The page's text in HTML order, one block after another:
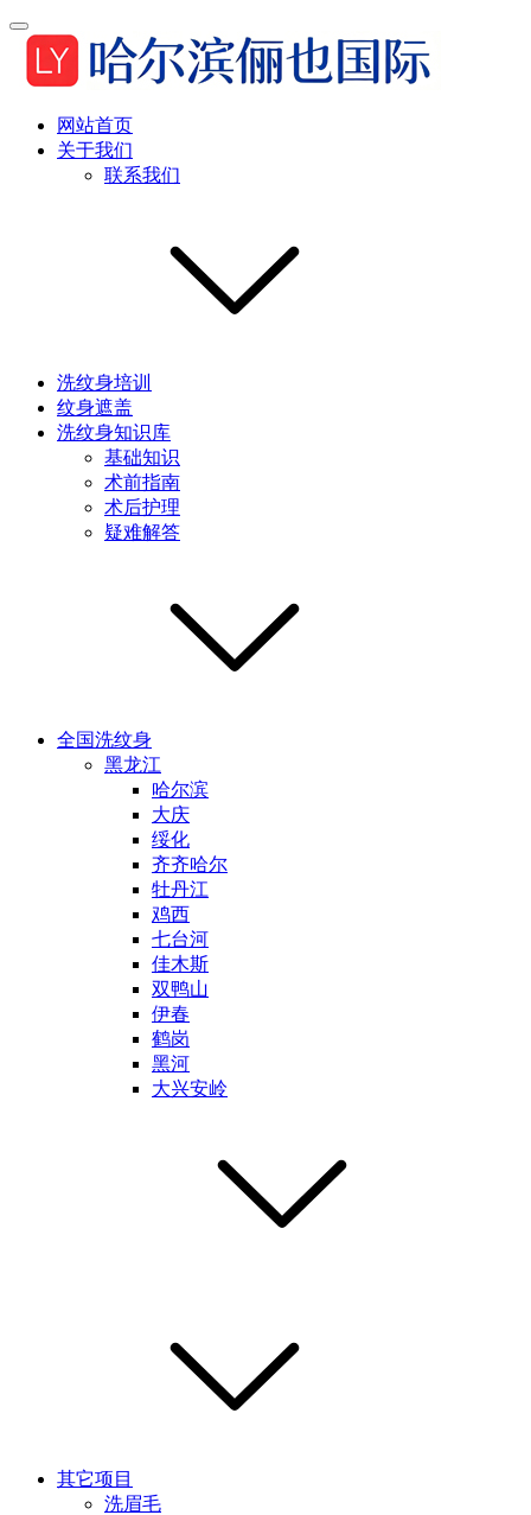
网站首页
关于我们
联系我们
洗纹身培训
纹身遮盖
洗纹身知识库
基础知识
术前指南
术后护理
疑难解答
全国洗纹身
黑龙江
哈尔滨
大庆
绥化
齐齐哈尔
牡丹江
鸡西
七台河
佳木斯
双鸭山
伊春
鹤岗
黑河
大兴安岭
其它项目
洗眉毛